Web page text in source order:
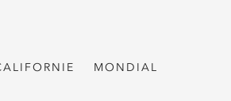
MONDIAL